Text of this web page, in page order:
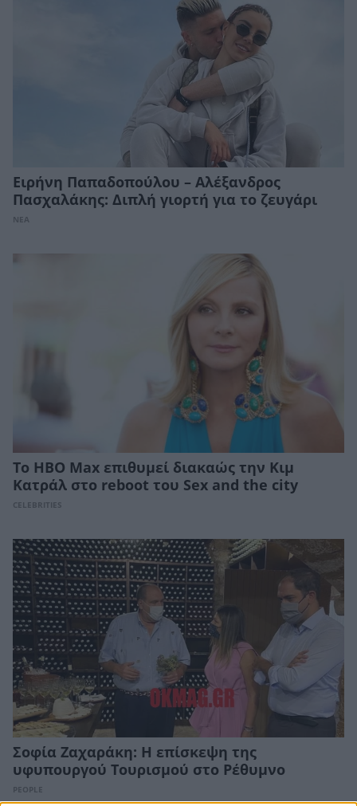
Ειρήνη Παπαδοπούλου – Αλέξανδρος
Πασχαλάκης: Διπλή γιορτή για το ζευγάρι
ΝΕΑ
Το HBO Max επιθυμεί διακαώς την Κιμ
Κατράλ στο reboot του Sex and the city
CELEBRITIES
Σοφία Ζαχαράκη: Η επίσκεψη της
υφυπουργού Τουρισμού στο Ρέθυμνο
PEOPLE